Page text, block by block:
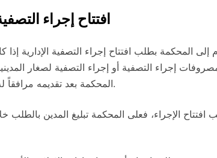
افتتاح إجراء
إلى المحكمة بطلب افتتاح إجراء التصفية الإدارية
إجراء التصفية أو إجراء التصفية لصغار
المحكمة بعد تقديمه مرافقاً له المعلومات والوثائق ذات العلاقة.
الإجراء، فعلى المحكمة تبليغ المدين بالطلب